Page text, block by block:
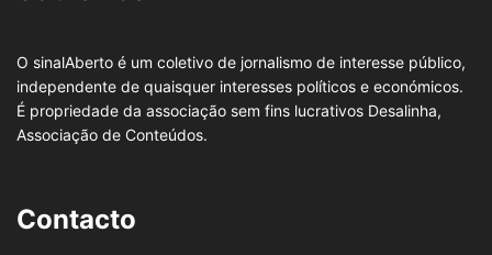
O sinalAberto é um coletivo de jornalismo de interesse público,
independente de quaisquer interesses políticos e económicos.
É propriedade da associação sem fins lucrativos Desalinha,
Associação de Conteúdos.
Contacto